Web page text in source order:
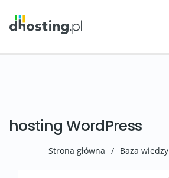
hosting WordPress
Strona główna / Baza wiedzy